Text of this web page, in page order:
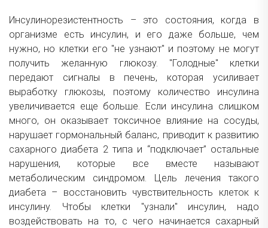
Инсулинорезистентность – это состояния, когда в
организме есть инсулин, и его даже больше, чем
нужно, но клетки его "не узнают" и поэтому не могут
получить желанную глюкозу. "Голодные" клетки
передают сигналы в печень, которая усиливает
выработку глюкозы, поэтому количество инсулина
увеличивается еще больше. Если инсулина слишком
много, он оказывает токсичное влияние на сосуды,
нарушает гормональный баланс, приводит к развитию
сахарного диабета 2 типа и “подключает” остальные
нарушения, которые все вместе называют
метаболическим синдромом. Цель лечения такого
диабета – восстановить чувствительность клеток к
инсулину. Чтобы клетки "узнали" инсулин, надо
воздействовать на то, с чего начинается сахарный